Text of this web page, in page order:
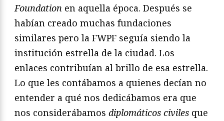
Foundation en aquella época. Después se
habían creado muchas fundaciones
similares pero la FWPF seguía siendo la
insti­tución estrella de la ciudad. Los
enlaces contribuían al brillo de esa estrella.
Lo que les contábamos a quienes decían no
entender a qué nos dedicábamos era que
nos considerábamos diplomáticos civiles que